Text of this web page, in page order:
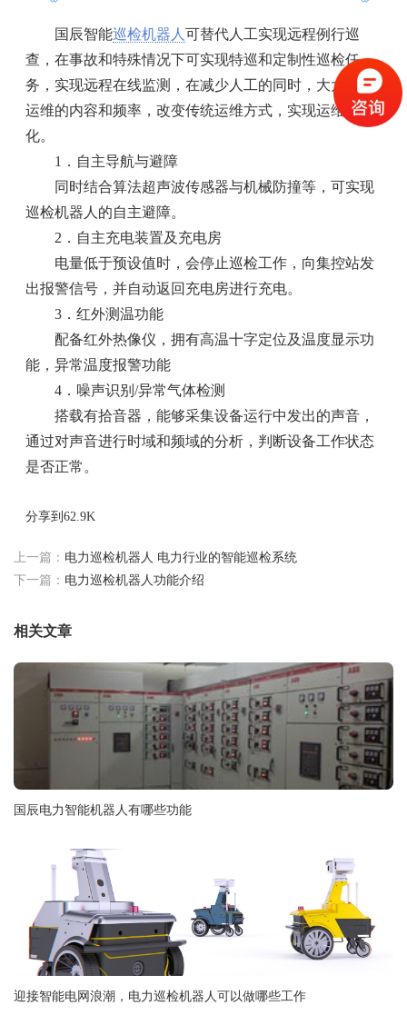
国辰智能巡检机器人可替代人工实现远程例行巡
查，在事故和特殊情况下可实现特巡和定制性巡检任
务，实现远程在线监测，在减少人工的同时，大大提升
运维的内容和频率，改变传统运维方式，实现运维智能
化。
1．自主导航与避障
同时结合算法超声波传感器与机械防撞等，可实现
巡检机器人的自主避障。
2．自主充电装置及充电房
电量低于预设值时，会停止巡检工作，向集控站发
出报警信号，并自动返回充电房进行充电。
3．红外测温功能
配备红外热像仪，拥有高温十字定位及温度显示功
能，异常温度报警功能
4．噪声识别/异常气体检测
搭载有拾音器，能够采集设备运行中发出的声音，
通过对声音进行时域和频域的分析，判断设备工作状态
是否正常。
分享到62.9K
上一篇： 电力巡检机器人 电力行业的智能巡检系统
下一篇： 电力巡检机器人功能介绍
相关文章
国辰电力智能机器人有哪些功能
迎接智能电网浪潮，电力巡检机器人可以做哪些工作